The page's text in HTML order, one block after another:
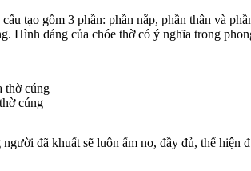
tạo gồm 3 phần: phần nắp, phần thân và
Hình dáng của chóe thờ có ý nghĩa trong
cúng
đã khuất sẽ luôn ấm no, đầy đủ, thể hiện